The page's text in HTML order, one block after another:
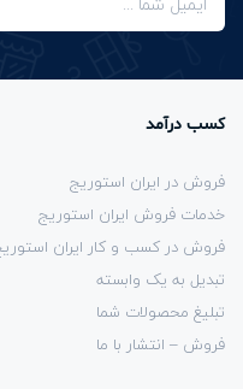
کسب درآمد
فروش در ایران استوریج
خدمات فروش ایران استوریج
فروش در کسب و کار ایران
تبدیل به یک وابسته
تبلیغ محصولات شما
فروش – انتشار با ما